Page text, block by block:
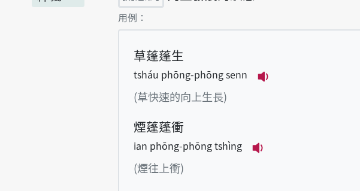
第1項釋義的
用例：
草蓬蓬生
tsháu phōng-phōng senn
(草快速的向上生長)
煙蓬蓬衝
ian phōng-phōng tshìng
(煙往上衝)